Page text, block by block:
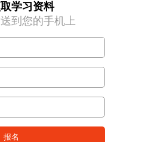
学习资料
到您的手机上